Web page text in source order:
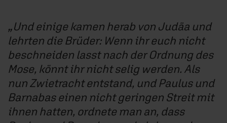
Und einige kamen herab von Judäa und
lehrten die Brüder: Wenn ihr euch nicht
beschneiden lasst nach der Ordnung des
Mose, könnt ihr nicht selig werden. Als
nun Zwietracht entstand, und Paulus und
Barnabas einen nicht geringen Streit mit
ihnen hatten, ordnete man an, dass